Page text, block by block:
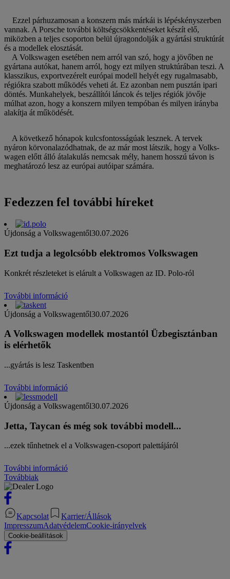
Ezzel párhuzamosan a konszern más márkái is lépéskényszerben
vannak. A Porsche további költségcsökkentéseket készít elő,
miközben a teljes csoporton belül újragondolják a gyártási struktúrát
és a modellek elosztását.
A Volkswagen esetében nem arról van szó, hogy a jövőben ne
gyártana autókat, hanem arról, hogy ezt milyen struktúrában teszi. A
klasszikus, exportvezérelt európai modell helyét egy rugalmasabb,
régiókra szabott működés veheti át. Ez azonban nem pusztán ipari
döntés. Munkahelyek, beszállítói láncok és teljes régiók jövője
múlhat azon, hogy a konszern milyen tempóban és milyen irányba
alakítja át működését.
A következő hónapok kulcsfontosságúak lesznek. A tervek
nyáron körvonalazódhatnak, de az már most látszik, hogy a Volks-
wagen előtt álló átalakulás nemcsak mély, hanem hosszú távon is
meghatározó lesz az európai autóipar számára.
Fedezzen fel további híreket
Újdonság a Volkswagentől30.07.2026
Ezt tudja a legolcsóbb elektromos Volkswagen
Konkrét részleteket is elárult a Volkswagen az ID. Polo-ról
További információ
Újdonság a Volkswagentől30.07.2026
A Volkswagen modellek mostantól Üzbegisztánban
is elérhetők
...gyártás is lesz Taskentben
További információ
Újdonság a Volkswagentől30.07.2026
Jetta, Taycan és még sok további modell...
...ezek tűnhetnek el a Volkswagen-csoport palettájáról
További információ
Továbbiak
Kapcsolat
Karrier/Állások
ImpresszumAdatvédelemCookie-irányelvek
Cookie-beállítások